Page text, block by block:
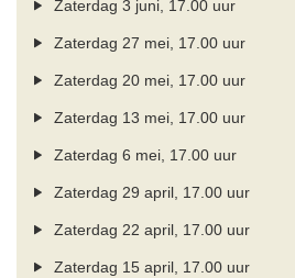
Zaterdag 3 juni, 17.00 uur
Zaterdag 27 mei, 17.00 uur
Zaterdag 20 mei, 17.00 uur
Zaterdag 13 mei, 17.00 uur
Zaterdag 6 mei, 17.00 uur
Zaterdag 29 april, 17.00 uur
Zaterdag 22 april, 17.00 uur
Zaterdag 15 april, 17.00 uur